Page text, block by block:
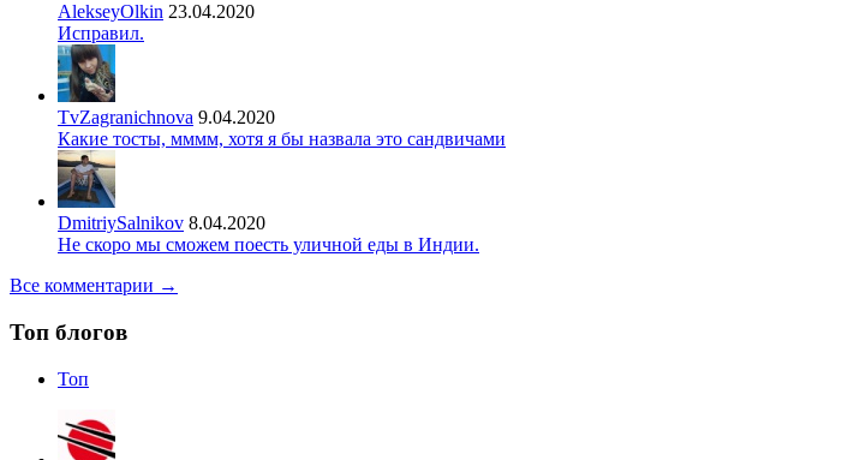
AlekseyOlkin 23.04.2020
Исправил.
TvZagranichnova 9.04.2020
Какие тосты, мммм, хотя я бы назвала это сандвичами
DmitriySalnikov 8.04.2020
Не скоро мы сможем поесть уличной еды в Индии.
Все комментарии →
Топ блогов
Топ